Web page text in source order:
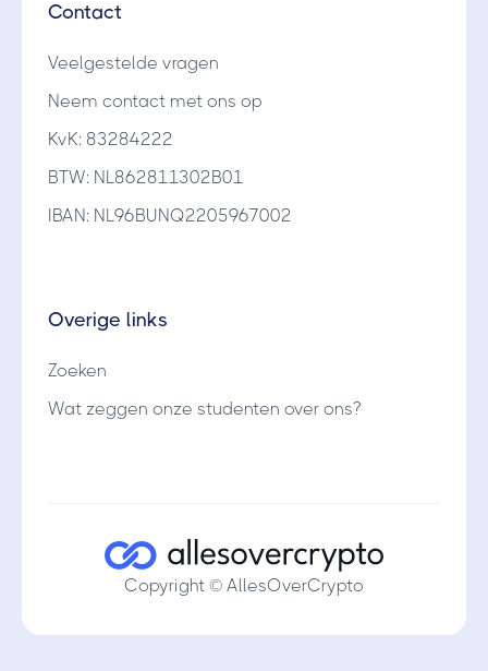
Contact
Veelgestelde vragen
Neem contact met ons op
KvK: 83284222
BTW: NL862811302B01
IBAN: NL96BUNQ2205967002
Overige links
Zoeken
Wat zeggen onze studenten over ons?
Copyright © AllesOverCrypto